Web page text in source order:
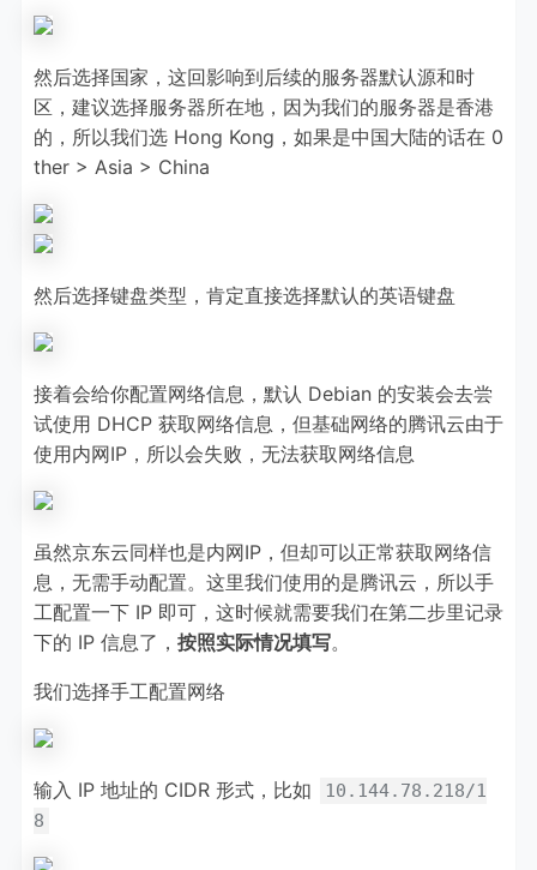
然后选择国家，这回影响到后续的服务器默认源和时
区，建议选择服务器所在地，因为我们的服务器是香港
的，所以我们选 Hong Kong，如果是中国大陆的话在 0
ther > Asia > China
然后选择键盘类型，肯定直接选择默认的英语键盘
接着会给你配置网络信息，默认 Debian 的安装会去尝
试使用 DHCP 获取网络信息，但基础网络的腾讯云由于
使用内网IP，所以会失败，无法获取网络信息
虽然京东云同样也是内网IP，但却可以正常获取网络信
息，无需手动配置。这里我们使用的是腾讯云，所以手
工配置一下 IP 即可，这时候就需要我们在第二步里记录
下的 IP 信息了， 按照实际情况填写。
我们选择手工配置网络
输入 IP 地址的 CIDR 形式，比如
10.144.78.218/1
8